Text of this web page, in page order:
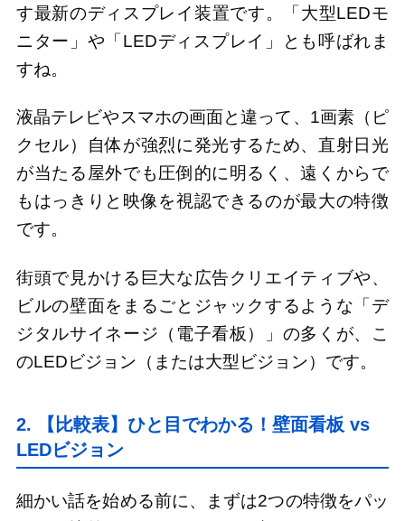
す最新のディスプレイ装置です。「大型LEDモ
ニター」や「LEDディスプレイ」とも呼ばれま
すね。
液晶テレビやスマホの画面と違って、1画素（ピ
クセル）自体が強烈に発光するため、直射日光
が当たる屋外でも圧倒的に明るく、遠くからで
もはっきりと映像を視認できるのが最大の特徴
です。
街頭で見かける巨大な広告クリエイティブや、
ビルの壁面をまるごとジャックするような「デ
ジタルサイネージ（電子看板）」の多くが、こ
のLEDビジョン（または大型ビジョン）です。
2. 【比較表】ひと目でわかる！壁面看板 vs
LEDビジョン
細かい話を始める前に、まずは2つの特徴をパッ